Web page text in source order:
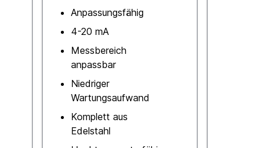
Anpassungsfähig
4-20 mA
Messbereich
anpassbar
Niedriger
Wartungsaufwand
Komplett aus
Edelstahl